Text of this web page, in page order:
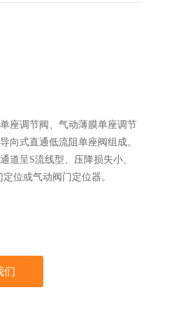
座调节阀、气动薄膜单座调节
向式直通低流阻单座阀组成。
道呈S流线型、压降损失小、
位或气动阀门定位器。
们